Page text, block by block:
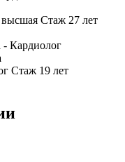
высшая Стаж 27 лет
Стаж 19 лет